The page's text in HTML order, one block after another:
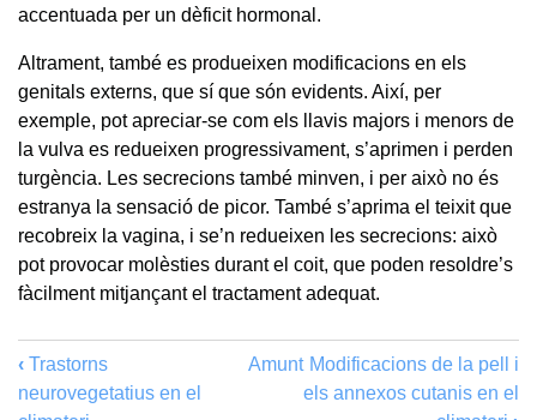
accentuada per un dèficit hormonal.
Altrament, també es produeixen modificacions en els
genitals externs, que sí que són evidents. Així, per
exemple, pot apreciar-se com els llavis majors i menors de
la vulva es redueixen progressivament, s’aprimen i perden
turgència. Les secrecions també minven, i per això no és
estranya la sensació de picor. També s’aprima el teixit que
recobreix la vagina, i se’n redueixen les secrecions: això
pot provocar molèsties durant el coit, que poden resoldre’s
fàcilment mitjançant el tractament adequat.
‹ Trastorns
neurovegetatius en el
Amunt Modificacions de la pell i
els annexos cutanis en el